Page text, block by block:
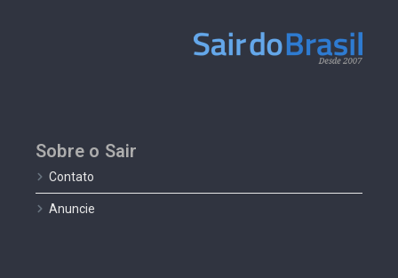
Sobre o Sair
Contato
Anuncie